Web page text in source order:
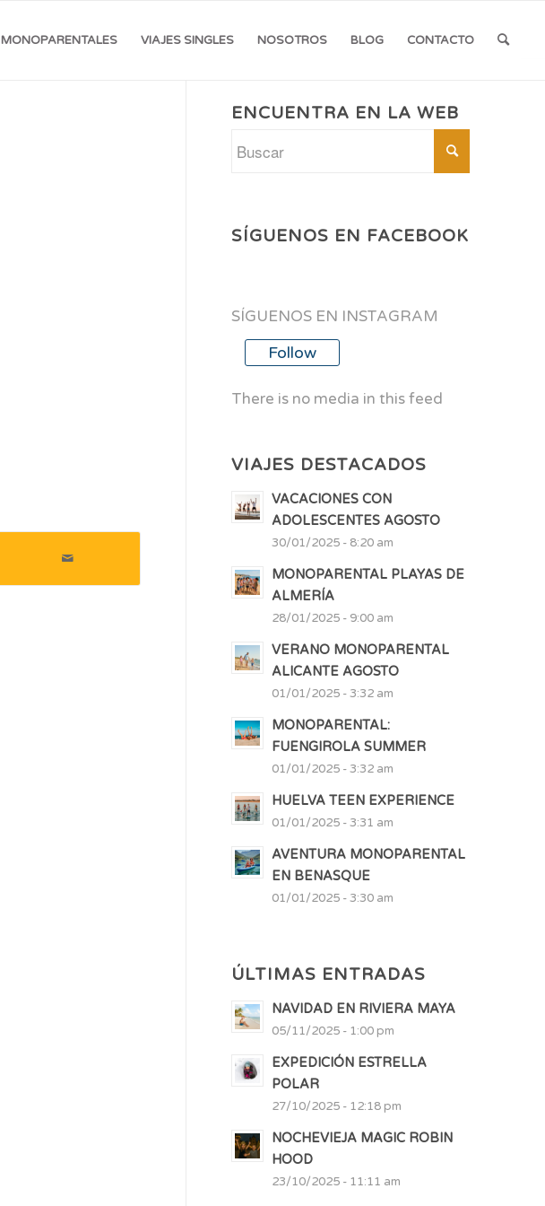
VIAJES SINGLES NOSOTROS BLOG CONTACTO
ENCUENTRA EN LA WEB
SÍGUENOS EN FACEBOOK
SÍGUENOS EN INSTAGRAM
Follow
There is no media in this feed
VIAJES DESTACADOS
VACACIONES CON
ADOLESCENTES AGOSTO
30/01/2025 - 8:20 am
MONOPARENTAL PLAYAS DE
ALMERÍA
28/01/2025 - 9:00 am
VERANO MONOPARENTAL
ALICANTE AGOSTO
01/01/2025 - 3:32 am
MONOPARENTAL:
FUENGIROLA SUMMER
01/01/2025 - 3:32 am
HUELVA TEEN EXPERIENCE
01/01/2025 - 3:31 am
AVENTURA MONOPARENTAL
EN BENASQUE
01/01/2025 - 3:30 am
ÚLTIMAS ENTRADAS
NAVIDAD EN RIVIERA MAYA
05/11/2025 - 1:00 pm
EXPEDICIÓN ESTRELLA
POLAR
27/10/2025 - 12:18 pm
NOCHEVIEJA MAGIC ROBIN
HOOD
23/10/2025 - 11:11 am